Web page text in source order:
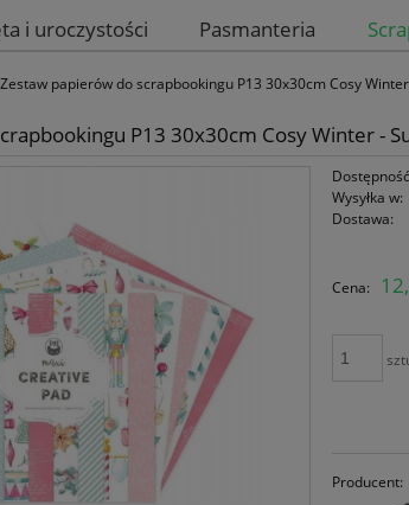
i uroczystości Pasmanteria
Zestaw papierów do scrapbookingu P13 30x30cm Cosy
P13 30x30cm Cosy Winter -
Wysyłka w:
Dostawa:
Cena:
Producent: